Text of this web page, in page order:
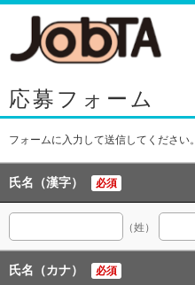
応募フォーム
フォームに入力して送信してください。
氏名（漢字） 必須
（姓）
氏名（カナ） 必須